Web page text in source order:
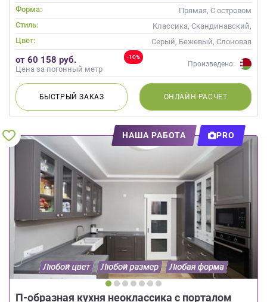
Массив
Форма:
Прямая, С островом
Стиль:
Классика, Скандинавский,
Неоклассика
Цвет:
Серый, Бежевый, Слоновая
кость, Кремовый, Коричневый,
Капучино
-10%
от 60 158 руб.
Цена за погонный метр
Произведено:
БЫСТРЫЙЗАКАЗ ОНЛАЙН РАСЧЕТ
НАША РАБОТА PRO
П-образная кухня неоклассика с порталом